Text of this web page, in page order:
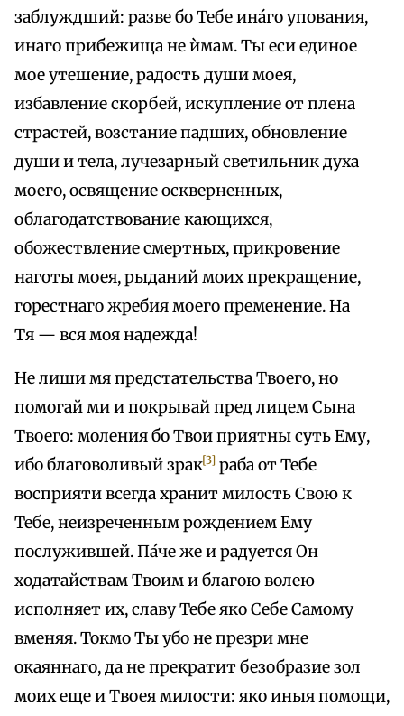
заблуждший: разве бо Тебе ина́го упования,
инаго прибежища не ѝмам. Ты еси единое
мое утешение, радость души моея,
избавление скорбей, искупление от плена
страстей, возстание падших, обновление
души и тела, лучезарный светильник духа
моего, освящение оскверненных,
облагодатствование кающихся,
обожествление смертных, прикровение
наготы моея, рыданий моих прекращение,
горестнаго жребия моего пременение. На
Тя — вся моя надежда!
Не лиши мя предстательства Твоего, но
помогай ми и покрывай пред лицем Сына
Твоего: моления бо Твои приятны суть Ему,
ибо благоволивый зрак[3] раба от Тебе
восприяти всегда хранит милость Свою к
Тебе, неизреченным рождением Ему
послужившей. Па́че же и радуется Он
ходатайствам Твоим и благою волею
исполняет их, славу Тебе яко Себе Самому
вменяя. Токмо Ты убо не презри мне
окаяннаго, да не прекратит безобразие зол
моих еще и Твоея милости: яко иныя помощи,